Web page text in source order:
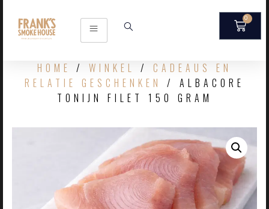
0
HOME / WINKEL / CADEAUS EN
RELATIE GESCHENKEN
/ ALBACORE
TONIJN FILET 150 GRAM